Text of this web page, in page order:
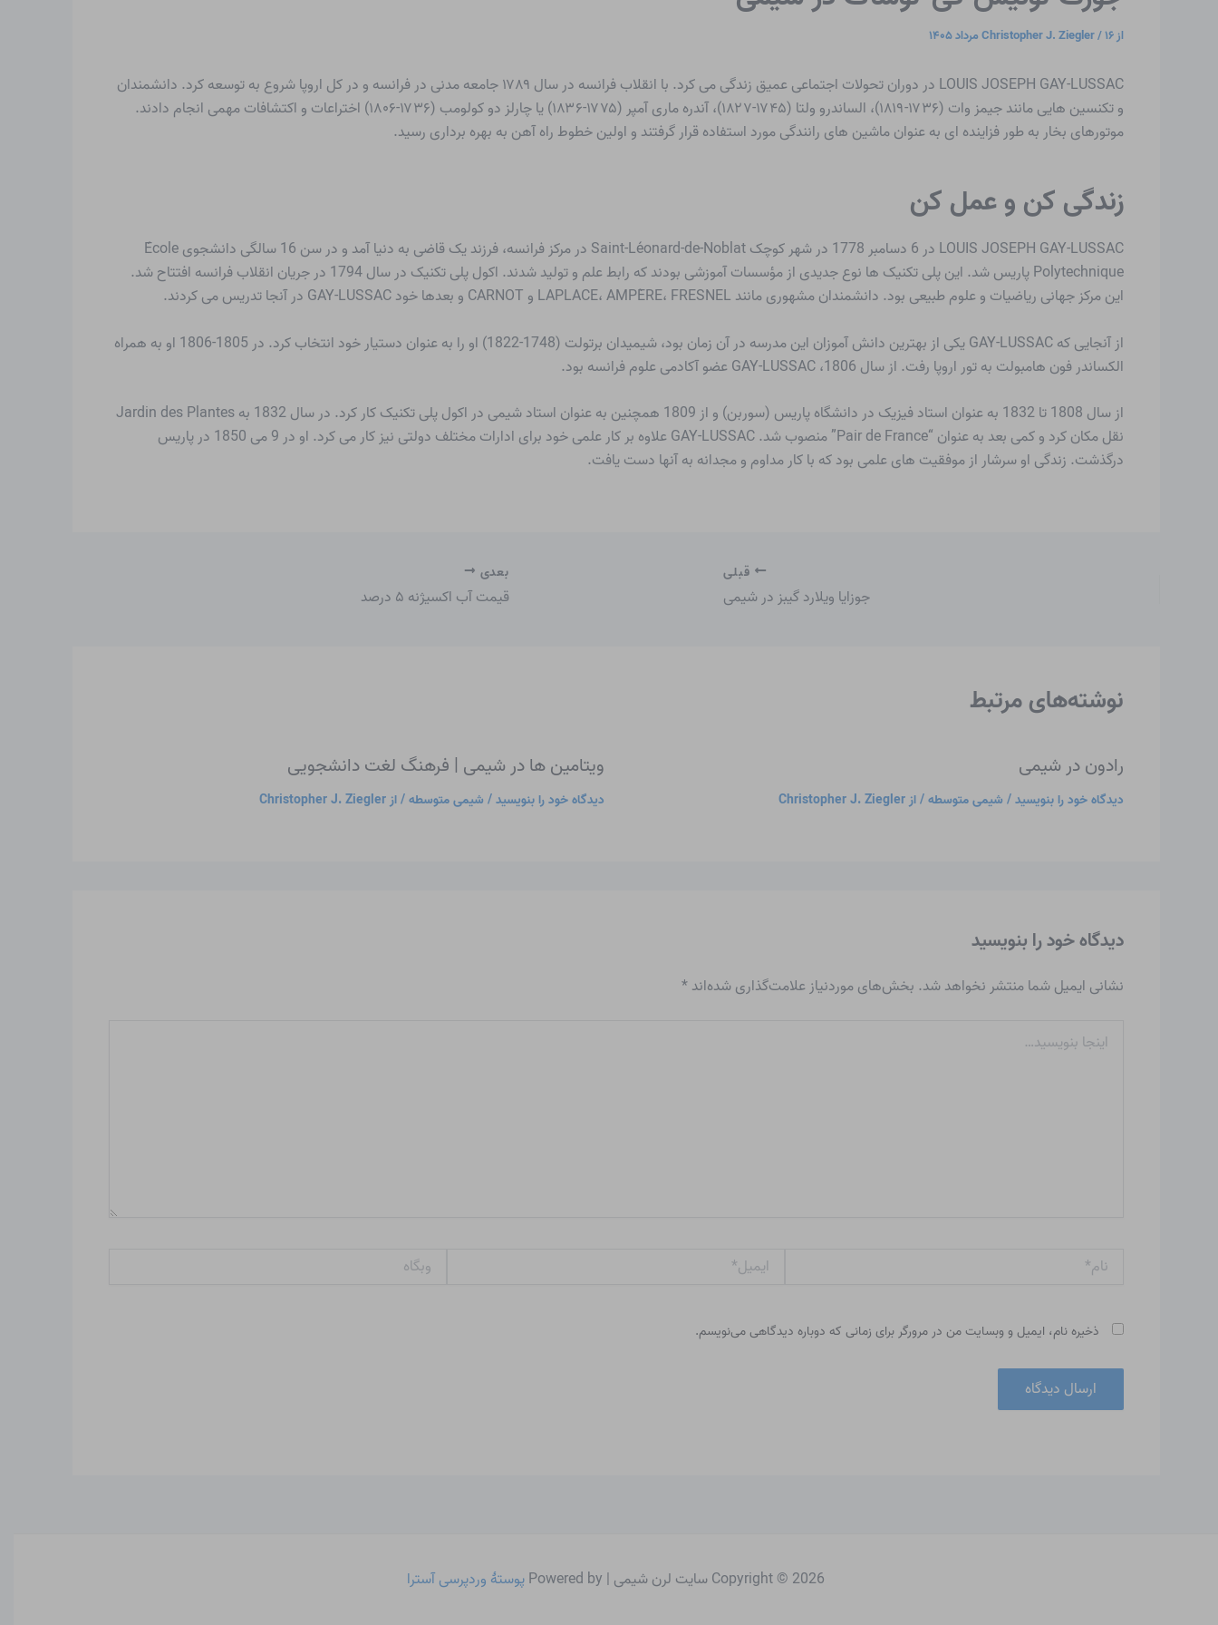
از Christopher J. Ziegler/۱۶ مرداد ۱۴۰۵
LOUIS JOSEPH GAY-LUSSAC در دوران تحولات اجتماعی عمیق زندگی می کرد. با انقلاب فرانسه
در سال ۱۷۸۹ جامعه مدنی در فرانسه و در کل اروپا شروع به توسعه کرد. دانشمندان
و تکنسین هایی مانند جیمز وات (۱۷۳۶-۱۸۱۹)، الساندرو ولتا (۱۷۴۵-۱۸۲۷)، آندره ماری آمپر (۱۷۷۵-۱۸۳۶) یا چارلز دو کولومب (۱۷۳۶-۱۸۰۶) اختراعات و اکتشافات مهمی انجام دادند.
موتورهای بخار به طور فزاینده ای به عنوان ماشین های رانندگی مورد استفاده قرار گرفتند و اولین خطوط راه آهن به بهره برداری رسید.
زندگی کن و عمل کن
LOUIS JOSEPH GAY-LUSSAC در 6 دسامبر 1778 در شهر کوچک Saint-Léonard-de-Noblat در مرکز فرانسه، فرزند یک قاضی به دنیا آمد و در سن 16 سالگی دانشجوی École
Polytechnique پاریس شد. این پلی تکنیک ها نوع جدیدی از مؤسسات آموزشی بودند که رابط علم و تولید شدند. اکول پلی تکنیک در سال 1794 در جریان انقلاب فرانسه افتتاح شد.
این مرکز جهانی ریاضیات و علوم طبیعی بود. دانشمندان مشهوری مانند LAPLACE، AMPÈRE، FRESNEL و CARNOT و بعدها خود GAY-LUSSAC در آنجا تدریس می کردند.
از آنجایی که GAY-LUSSAC یکی از بهترین دانش آموزان این مدرسه در آن زمان بود، شیمیدان برتولت (1748-1822) او را به عنوان دستیار خود انتخاب کرد. در 1805-1806 او به همراه
الکساندر فون هامبولت به تور اروپا رفت. از سال 1806، GAY-LUSSAC عضو آکادمی علوم فرانسه بود.
از سال 1808 تا 1832 به عنوان استاد فیزیک در دانشگاه پاریس (سوربن) و از 1809 همچنین به عنوان استاد شیمی در اکول پلی تکنیک کار کرد. در سال 1832 به Jardin des Plantes
نقل مکان کرد و کمی بعد به عنوان “Pair de France” منصوب شد. GAY-LUSSAC علاوه بر کار علمی خود برای ادارات مختلف دولتی نیز کار می کرد. او در 9 می 1850 در پاریس
درگذشت. زندگی او سرشار از موفقیت های علمی بود که با کار مداوم و مجدانه به آنها دست یافت.
قبلی
جوزایا ویلارد گیبز در شیمی
بعدی
قیمت آب اکسیژنه ۵ درصد
نوشته‌های مرتبط
رادون در شیمی
دیدگاه‌ خود را بنویسید/ شیمی متوسطه/ ازChristopher J. Ziegler
ویتامین ها در شیمی | فرهنگ لغت دانشجویی
دیدگاه‌ خود را بنویسید/ شیمی متوسطه/ ازChristopher J. Ziegler
دیدگاه‌ خود را بنویسید
نشانی ایمیل شما منتشر نخواهد شد. بخش‌های موردنیاز علامت‌گذاری شده‌اند*
بنویسید…
ایمیل*
ذخیره نام، ایمیل و وبسایت من در مرورگر برای زمانی که دوباره دیدگاهی می‌نویسم.
Copyright © 2026 سایت لرن شیمی | Powered by پوستهٔ وردپرسی آسترا